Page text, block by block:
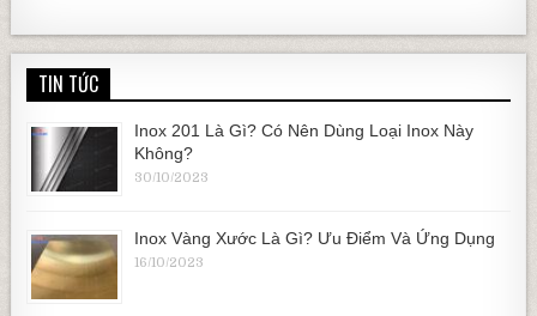
TIN TỨC
Inox 201 Là Gì? Có Nên Dùng Loại Inox Này
Không?
30/10/2023
Inox Vàng Xước Là Gì? Ưu Điểm Và Ứng Dụng
16/10/2023